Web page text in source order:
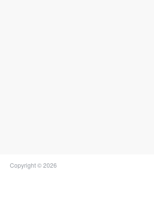
Copyright © 2026